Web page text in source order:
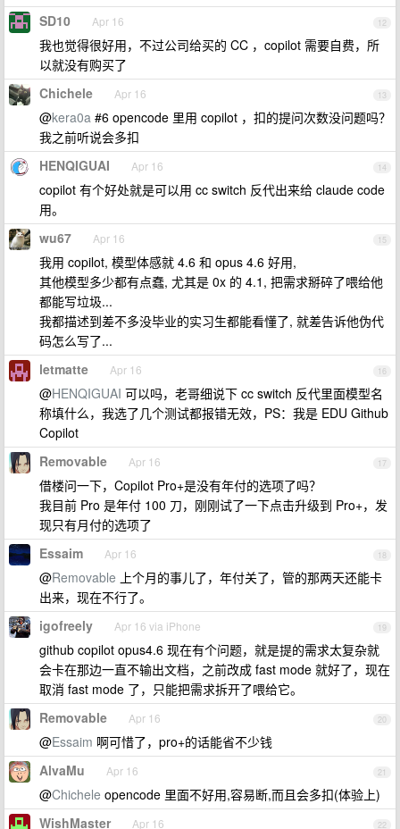
12
SD10 Apr 16
我也觉得很好用，不过公司给买的 CC ，copilot 需要自费，所
以就没有购买了
13
Chichele Apr 16
@kera0a #6 opencode 里用 copilot ，扣的提问次数没问题吗？
我之前听说会多扣
14
HENQIGUAI Apr 16
copilot 有个好处就是可以用 cc switch 反代出来给 claude code
用。
15
wu67 Apr 16
我用 copilot, 模型体感就 4.6 和 opus 4.6 好用,
其他模型多少都有点蠢, 尤其是 0x 的 4.1, 把需求掰碎了喂给他
都能写垃圾...
我都描述到差不多没毕业的实习生都能看懂了, 就差告诉他伪代
码怎么写了...
16
letmatte Apr 16
@HENQIGUAI 可以吗，老哥细说下 cc switch 反代里面模型名
称填什么，我选了几个测试都报错无效，PS：我是 EDU Github
Copilot
17
Removable Apr 16
借楼问一下，Copilot Pro+是没有年付的选项了吗？
我目前 Pro 是年付 100 刀，刚刚试了一下点击升级到 Pro+，发
现只有月付的选项了
18
Essaim Apr 16
@Removable 上个月的事儿了，年付关了，管的那两天还能卡
出来，现在不行了。
19
igofreely Apr 16 via iPhone
github copilot opus4.6 现在有个问题，就是提的需求太复杂就
会卡在那边一直不输出文档，之前改成 fast mode 就好了，现在
取消 fast mode 了，只能把需求拆开了喂给它。
20
Removable Apr 16
@Essaim 啊可惜了，pro+的话能省不少钱
21
AlvaMu Apr 16
@Chichele opencode 里面不好用,容易断,而且会多扣(体验上)
22
WishMaster Apr 16